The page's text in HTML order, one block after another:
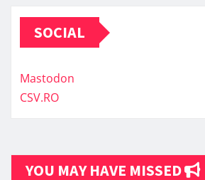
SOCIAL
Mastodon
CSV.RO
YOU MAY HAVE MISSED